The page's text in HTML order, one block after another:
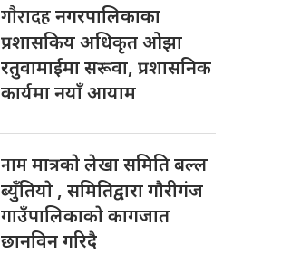
गाैरादहनगरपालिकाका
प्रशासकिय अधिकृत ओझा
रतुवामाईमा सरूवा, प्रशासनिक
कार्यमा नयाँ आयाम
नाममात्रकाे लेखा समिति बल्ल
ब्युँतियाे , समितिद्वारा गाैरीगंज
गाउँपालिकाकाे कागजात
छानविन गरिदै